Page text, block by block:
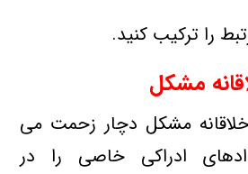
مشكل
مشكل دچار زحمت می
ادراكی خاصی را در